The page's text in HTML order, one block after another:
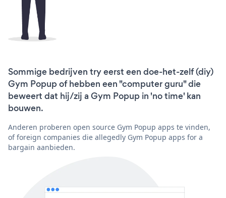
Sommige bedrijven try eerst een doe-het-zelf (diy)
Gym Popup of hebben een "computer guru" die
beweert dat hij/zij a Gym Popup in 'no time' kan
bouwen.
Anderen proberen open source Gym Popup apps te vinden,
of foreign companies die allegedly Gym Popup apps for a
bargain aanbieden.